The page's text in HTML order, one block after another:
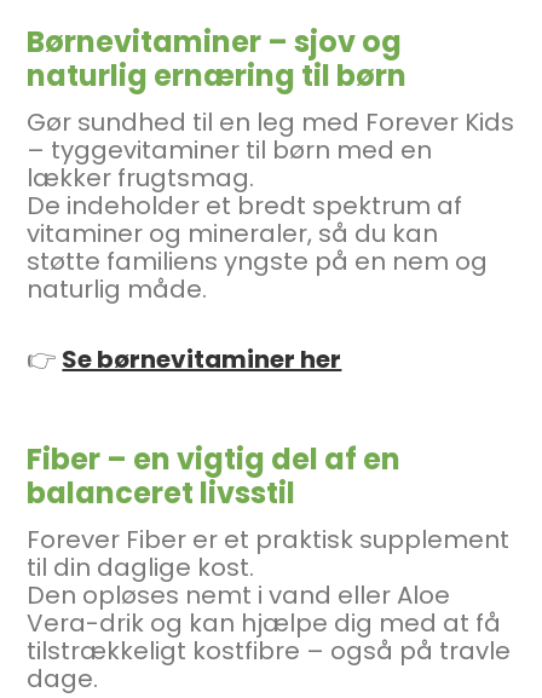
Børnevitaminer – sjov og
naturlig ernæring til børn
Gør sundhed til en leg med Forever Kids
– tyggevitaminer til børn med en
lækker frugtsmag.
De indeholder et bredt spektrum af
vitaminer og mineraler, så du kan
støtte familiens yngste på en nem og
naturlig måde.
👉 Se børnevitaminer her
Fiber – en vigtig del af en
balanceret livsstil
Forever Fiber er et praktisk supplement
til din daglige kost.
Den opløses nemt i vand eller Aloe
Vera-drik og kan hjælpe dig med at få
tilstrækkeligt kostfibre – også på travle
dage.